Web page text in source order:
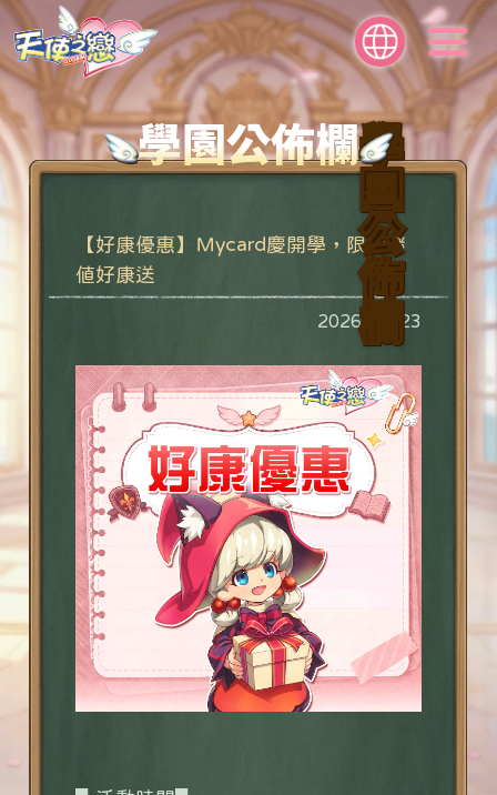
學園公佈欄學
園
公
佈
欄
【好康優惠】Ｍycard慶開學，限量儲
值好康送
2026/06/23